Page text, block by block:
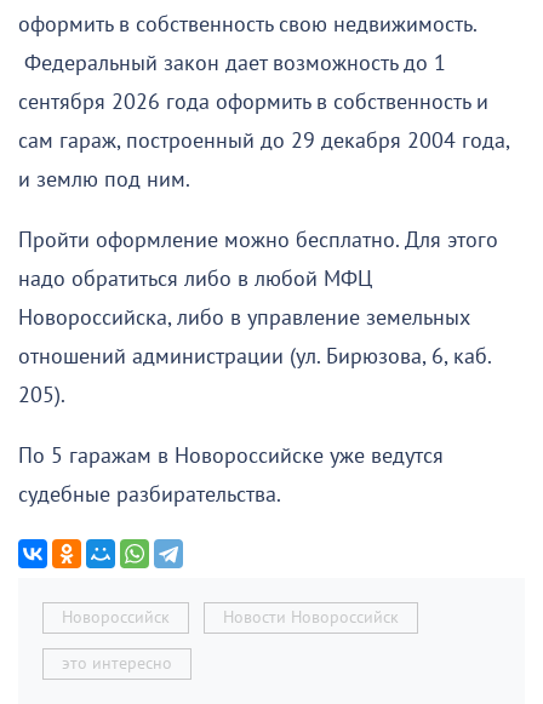
оформить в собственность свою недвижимость.
Федеральный закон дает возможность до 1
сентября 2026 года оформить в собственность и
сам гараж, построенный до 29 декабря 2004 года,
и землю под ним.
Пройти оформление можно бесплатно. Для этого
надо обратиться либо в любой МФЦ
Новороссийска, либо в управление земельных
отношений администрации (ул. Бирюзова, 6, каб.
205).
По 5 гаражам в Новороссийске уже ведутся
судебные разбирательства.
Новороссийск Новости Новороссийск
это интересно